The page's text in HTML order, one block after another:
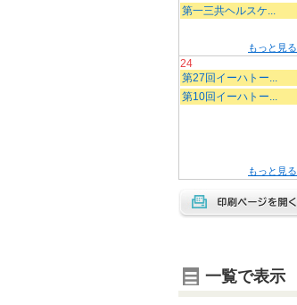
第一三共ヘルスケ...
もっと見る
24
第27回イーハトー...
第10回イーハトー...
もっと見る
一覧で表示